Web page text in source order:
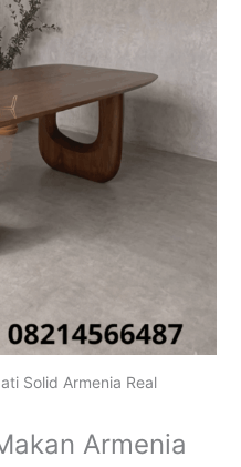
Solid Armenia Real
Armenia